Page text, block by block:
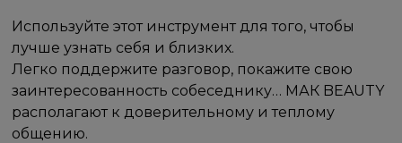
Используйте этот инструмент для того, чтобы
лучше узнать себя и близких.
Легко поддержите разговор, покажите свою
заинтересованность собеседнику… МАК BEAUTY
располагают к доверительному и теплому
общению.